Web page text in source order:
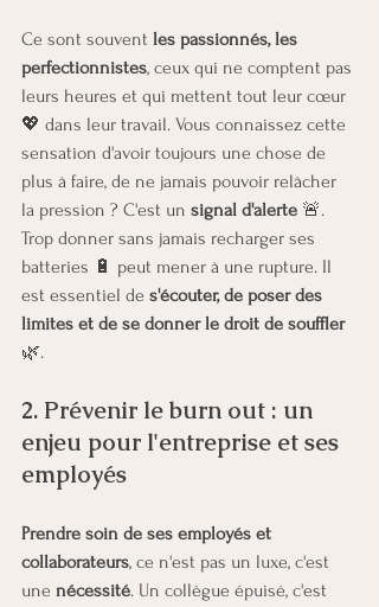
Ce sont souvent les passionnés, les
perfectionnistes, ceux qui ne comptent pas
leurs heures et qui mettent tout leur cœur
💖 dans leur travail. Vous connaissez cette
sensation d'avoir toujours une chose de
plus à faire, de ne jamais pouvoir relâcher
la pression ? C'est un signal d'alerte 🚨.
Trop donner sans jamais recharger ses
batteries 🔋 peut mener à une rupture. Il
est essentiel de s'écouter, de poser des
limites et de se donner le droit de souffler
🌿.
2. Prévenir le burn out : un
enjeu pour l'entreprise et ses
employés
Prendre soin de ses employés et
collaborateurs, ce n'est pas un luxe, c'est
une nécessité. Un collègue épuisé, c'est